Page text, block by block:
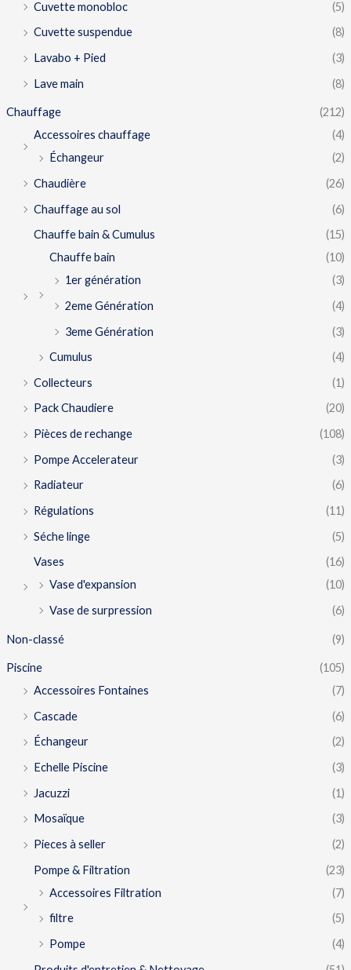
Cuvette monobloc
(5)
Cuvette suspendue
(8)
Lavabo + Pied
(3)
Lave main
(8)
Chauffage
(212)
Accessoires chauffage
(4)
Échangeur
(2)
Chaudière
(26)
Chauffage au sol
(6)
Chauffe bain & Cumulus
(15)
Chauffe bain
(10)
1er génération
(3)
2eme Génération
(4)
3eme Génération
(3)
Cumulus
(4)
Collecteurs
(1)
Pack Chaudiere
(20)
Pièces de rechange
(108)
Pompe Accelerateur
(3)
Radiateur
(6)
Régulations
(11)
Séche linge
(5)
Vases
(16)
Vase d'expansion
(10)
Vase de surpression
(6)
Non-classé (9)
Piscine
(105)
Accessoires Fontaines
(7)
Cascade
(6)
Échangeur
(2)
Echelle Piscine
(3)
Jacuzzi
(1)
Mosaïque
(3)
Pieces à seller
(2)
Pompe & Filtration
(23)
Accessoires Filtration
(7)
filtre
(5)
Pompe
(4)